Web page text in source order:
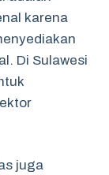
karena
Di Sulawesi
juga